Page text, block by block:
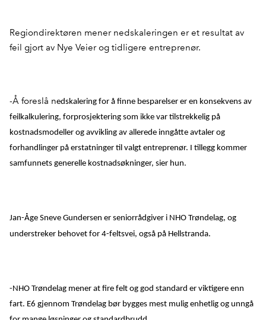
Regiondirektøren mener nedskaleringen er et resultat av
feil gjort av Nye Veier og tidligere entreprenør.
-Å foreslå nedskalering for å finne besparelser er en konsekvens av
feilkalkulering, forprosjektering som ikke var tilstrekkelig på
kostnadsmodeller og avvikling av allerede inngåtte avtaler og
forhandlinger på erstatninger til valgt entreprenør. I tillegg kommer
samfunnets generelle kostnadsøkninger, sier hun.
Jan-Åge Sneve Gundersen er seniorrådgiver i NHO Trøndelag, og
understreker behovet for 4-feltsvei, også på Hellstranda.
-NHO Trøndelag mener at fire felt og god standard er viktigere enn
fart. E6 gjennom Trøndelag bør bygges mest mulig enhetlig og unngå